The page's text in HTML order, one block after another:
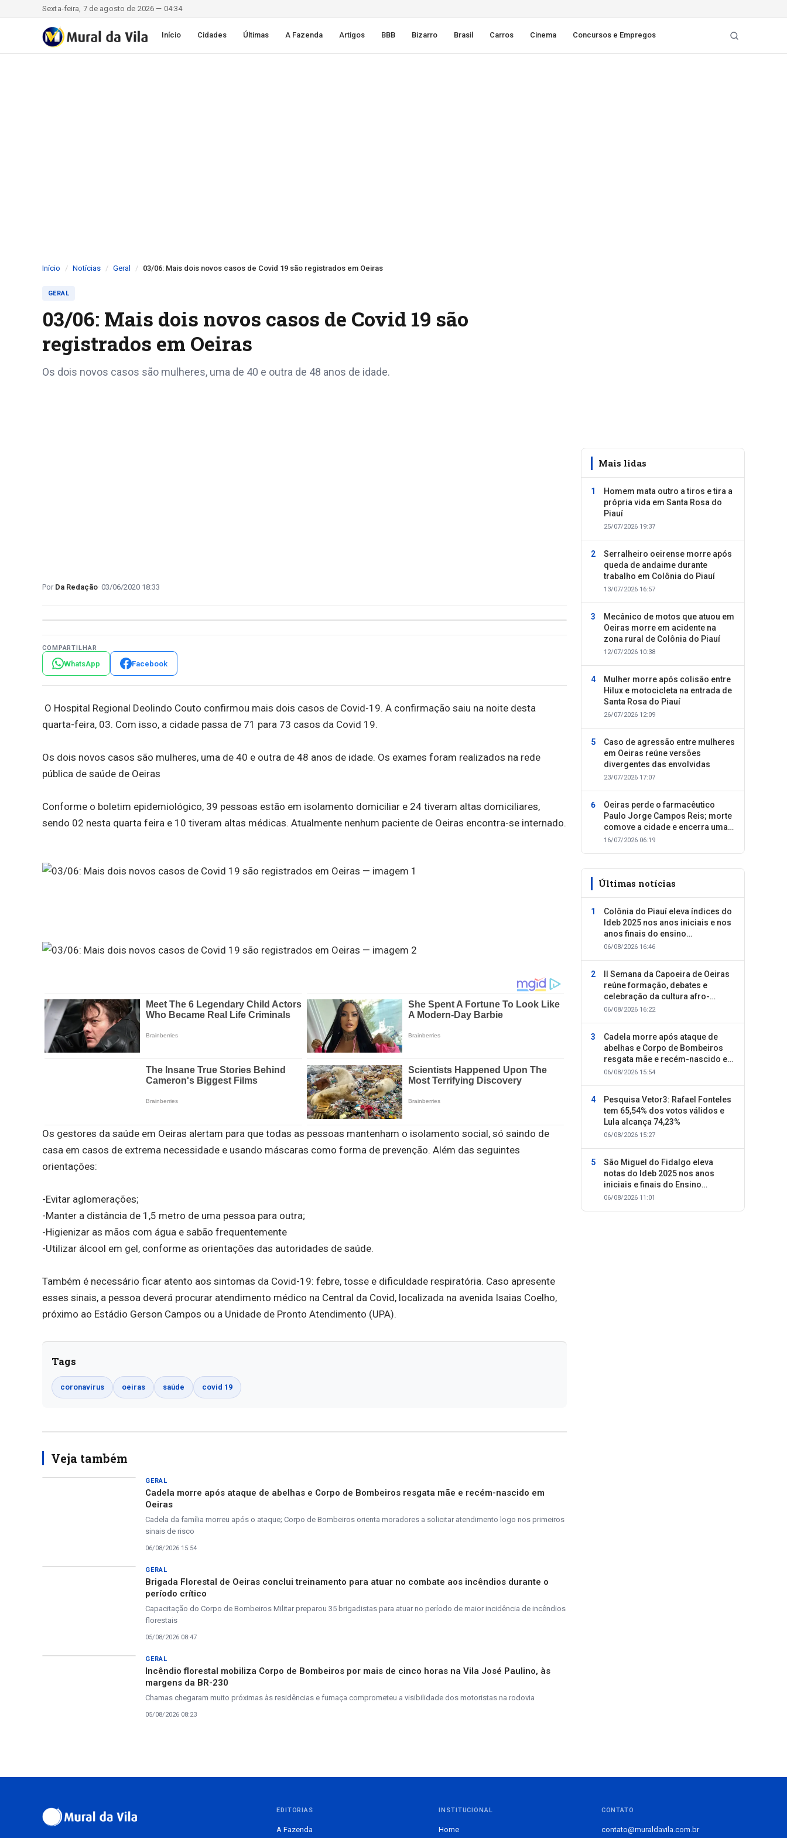
Sexta-feira, 7 de agosto de 2026 — 04:34
Início Cidades Últimas A Fazenda Artigos BBB Bizarro Brasil Carros Cinema Concursos e Empregos
Início Notícias Geral 03/06: Mais dois novos casos de Covid 19 são registrados em Oeiras
GERAL
03/06: Mais dois novos casos de Covid 19 são
registrados em Oeiras
Os dois novos casos são mulheres, uma de 40 e outra de 48 anos de idade.
Da Redação 03/06/2020 18:33
COMPARTILHAR
WhatsApp Facebook
O Hospital Regional Deolindo Couto confirmou mais dois casos de Covid-19. A confirmação saiu na noite desta
quarta-feira, 03. Com isso, a cidade passa de 71 para 73 casos da Covid 19.
Os dois novos casos são mulheres, uma de 40 e outra de 48 anos de idade. Os exames foram realizados na rede
pública de saúde de Oeiras
Conforme o boletim epidemiológico, 39 pessoas estão em isolamento domiciliar e 24 tiveram altas domiciliares,
sendo 02 nesta quarta feira e 10 tiveram altas médicas. Atualmente nenhum paciente de Oeiras encontra-se internado.
Os gestores da saúde em Oeiras alertam para que todas as pessoas mantenham o isolamento social, só saindo de
casa em casos de extrema necessidade e usando máscaras como forma de prevenção. Além das seguintes
orientações:
-Evitar aglomerações;
-Manter a distância de 1,5 metro de uma pessoa para outra;
-Higienizar as mãos com água e sabão frequentemente
-Utilizar álcool em gel, conforme as orientações das autoridades de saúde.
Também é necessário ficar atento aos sintomas da Covid-19: febre, tosse e dificuldade respiratória. Caso apresente
esses sinais, a pessoa deverá procurar atendimento médico na Central da Covid, localizada na avenida Isaias Coelho,
próximo ao Estádio Gerson Campos ou a Unidade de Pronto Atendimento (UPA).
Tags
coronavírus oeiras saúde covid 19
Veja também
GERAL
Cadela morre após ataque de abelhas e Corpo de Bombeiros resgata mãe e recém-nascido em
Oeiras
Cadela da família morreu após o ataque; Corpo de Bombeiros orienta moradores a solicitar atendimento logo nos primeiros
sinais de risco
06/08/2026 15:54
GERAL
Brigada Florestal de Oeiras conclui treinamento para atuar no combate aos incêndios durante o
período crítico
Capacitação do Corpo de Bombeiros Militar preparou 35 brigadistas para atuar no período de maior incidência de incêndios
florestais
05/08/2026 08:47
GERAL
Incêndio florestal mobiliza Corpo de Bombeiros por mais de cinco horas na Vila José Paulino, às
margens da BR-230
Chamas chegaram muito próximas às residências e fumaça comprometeu a visibilidade dos motoristas na rodovia
05/08/2026 08:23
Mais lidas
Homem mata outro a tiros e tira a
própria vida em Santa Rosa do
Piauí
25/07/2026 19:37
Serralheiro oeirense morre após
queda de andaime durante
trabalho em Colônia do Piauí
13/07/2026 16:57
Mecânico de motos que atuou em
Oeiras morre em acidente na
zona rural de Colônia do Piauí
12/07/2026 10:38
Mulher morre após colisão entre
Hilux e motocicleta na entrada de
Santa Rosa do Piauí
26/07/2026 12:09
Caso de agressão entre mulheres
em Oeiras reúne versões
divergentes das envolvidas
23/07/2026 17:07
Oeiras perde o farmacêutico
Paulo Jorge Campos Reis; morte
comove a cidade e encerra uma
trajetória dedicada ao cuidado
16/07/2026 06:19
Últimas notícias
Colônia do Piauí eleva índices do
Ideb 2025 nos anos iniciais e nos
anos finais do ensino
fundamental
06/08/2026 16:46
II Semana da Capoeira de Oeiras
reúne formação, debates e
celebração da cultura afro-
brasileira
06/08/2026 16:22
Cadela morre após ataque de
abelhas e Corpo de Bombeiros
resgata mãe e recém-nascido em
Oeiras
06/08/2026 15:54
Pesquisa Vetor3: Rafael Fonteles
tem 65,54% dos votos válidos e
Lula alcança 74,23%
06/08/2026 15:27
São Miguel do Fidalgo eleva
notas do Ideb 2025 nos anos
iniciais e finais do Ensino
Fundamental
06/08/2026 11:01
EDITORIAS
A Fazenda
INSTITUCIONAL
Home
CONTATO
contato@muraldavila.com.br